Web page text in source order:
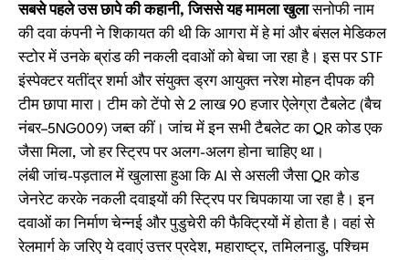
सबसे पहले उस छापे की कहानी, जिससे यह मामला खुलासनोफी नाम
की दवा कंपनी ने शिकायत की थी कि आगरा में हे मां और बंसल मेडिकल
स्टोर में उनके ब्रांड की नकली दवाओं को बेचा जा रहा है। इस पर STF
इंस्पेक्टर यतींद्र शर्मा और संयुक्त ड्रग आयुक्त नरेश मोहन दीपक की
टीम छापा मारा। टीम को टेंपो से 2 लाख 90 हजार ऐलेग्रा टैबलेट (बैच
नंबर–5NG009) जब्त कीं। जांच में इन सभी टैबलेट का QR कोड एक
जैसा मिला, जो हर स्ट्रिप पर अलग-अलग होना चाहिए था।
लंबी जांच-पड़ताल में खुलासा हुआ कि AI से असली जैसा QR कोड
जेनरेट करके नकली दवाइयों की स्ट्रिप पर चिपकाया जा रहा है। इन
दवाओं का निर्माण चेन्नई और पुडुचेरी की फैक्ट्रियों में होता है। वहां से
रेलमार्ग के जरिए ये दवाएं उत्तर प्रदेश, महाराष्ट्र, तमिलनाडु, पश्चिम